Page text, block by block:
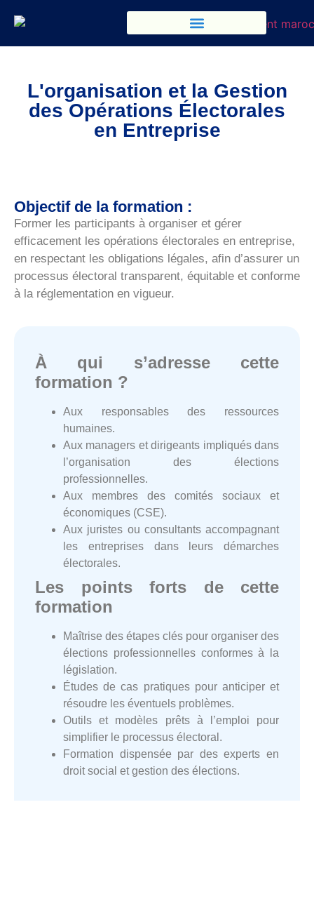
L'organisation et la Gestion
des Opérations Électorales
en Entreprise
Objectif de la formation :
Former les participants à organiser et gérer
efficacement les opérations électorales en entreprise,
en respectant les obligations légales, afin d’assurer un
processus électoral transparent, équitable et conforme
à la réglementation en vigueur.
À qui s’adresse cette
formation ?
Aux responsables des ressources
humaines.
Aux managers et dirigeants impliqués dans
l’organisation des élections
professionnelles.
Aux membres des comités sociaux et
économiques (CSE).
Aux juristes ou consultants accompagnant
les entreprises dans leurs démarches
électorales.
Les points forts de cette
formation
Maîtrise des étapes clés pour organiser des
élections professionnelles conformes à la
législation.
Études de cas pratiques pour anticiper et
résoudre les éventuels problèmes.
Outils et modèles prêts à l’emploi pour
simplifier le processus électoral.
Formation dispensée par des experts en
droit social et gestion des élections.